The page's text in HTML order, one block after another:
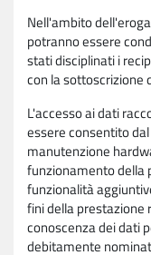
Nell'ambito
potranno essere
stati disciplinati i
con la sottoscrizione
L'accesso ai dati
essere consentito
manutenzione
funzionamento della
funzionalità
fini della prestazione
conoscenza dei dati
debitamente